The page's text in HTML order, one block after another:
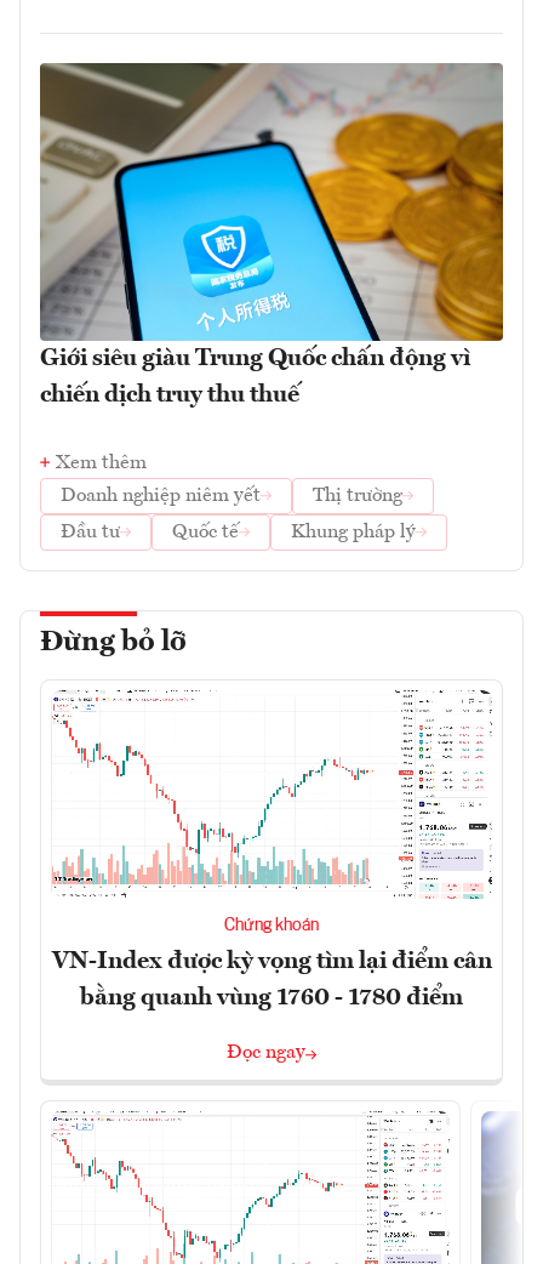
Giới siêu giàu Trung Quốc chấn động vì
chiến dịch truy thu thuế
Xem thêm
Doanh nghiệp niêm yết
Thị trường
Đầu tư
Quốc tế Khung pháp lý
Đừng bỏ lỡ
Chứng khoán
VN-Index được kỳ vọng tìm lại điểm cân
bằng quanh vùng 1760 - 1780 điểm
Đọc ngay